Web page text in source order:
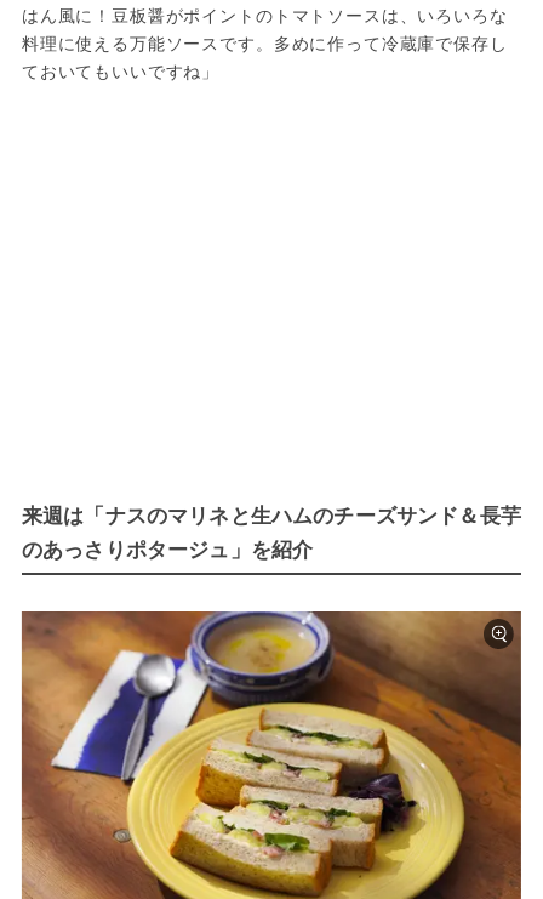
はん風に！豆板醤がポイントのトマトソースは、いろいろな
料理に使える万能ソースです。多めに作って冷蔵庫で保存し
ておいてもいいですね」
来週は「ナスのマリネと生ハムのチーズサンド＆長芋
のあっさりポタージュ」を紹介